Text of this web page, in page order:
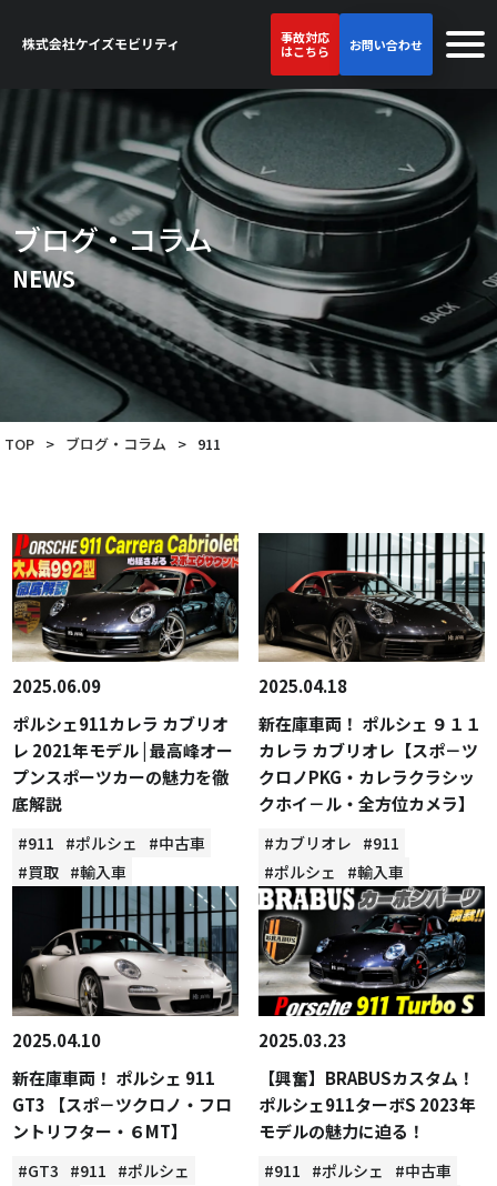
事故対応
はこちら
お問い合わせ
ブログ・コラム
NEWS
TOP > ブログ・コラム > 911
2025.06.09
ポルシェ911カレラ カブリオ
レ 2021年モデル | 最高峰オー
プンスポーツカーの魅力を徹
底解説
#911 #ポルシェ
#中古車
#買取 #輸入車
2025.04.18
新在庫車両！ ポルシェ ９１１
カレラ カブリオレ【スポ－ツ
クロノPKG・カレラクラシッ
クホイ－ル・全方位カメラ】
#カブリオレ #911
#ポルシェ
#輸入車
2025.04.10
新在庫車両！ ポルシェ 911
GT3 【スポ－ツクロノ・フロ
ントリフター・６MT】
#GT3 #911 #ポルシェ
2025.03.23
【興奮】BRABUSカスタム！
ポルシェ911ターボS 2023年
モデルの魅力に迫る！
#911 #ポルシェ
#中古車